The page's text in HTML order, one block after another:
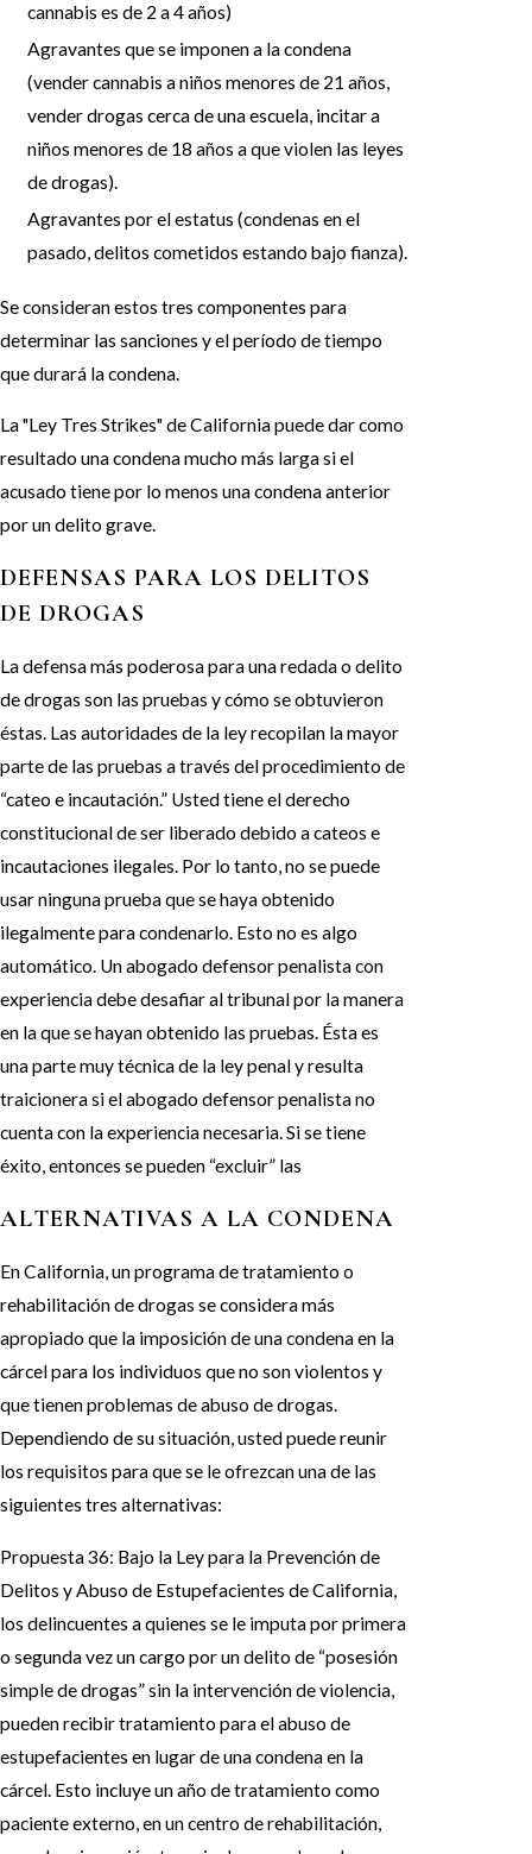
cannabis es de 2 a 4 años)
Agravantes que se imponen a la condena
(vender cannabis a niños menores de 21 años,
vender drogas cerca de una escuela, incitar a
niños menores de 18 años a que violen las leyes
de drogas).
Agravantes por el estatus (condenas en el
pasado, delitos cometidos estando bajo fianza).
Se consideran estos tres componentes para
determinar las sanciones y el período de tiempo
que durará la condena.
La "Ley Tres Strikes" de California puede dar como
resultado una condena mucho más larga si el
acusado tiene por lo menos una condena anterior
por un delito grave.
DEFENSAS PARA LOS DELITOS
DE DROGAS
La defensa más poderosa para una redada o delito
de drogas son las pruebas y cómo se obtuvieron
éstas. Las autoridades de la ley recopilan la mayor
parte de las pruebas a través del procedimiento de
“cateo e incautación.” Usted tiene el derecho
constitucional de ser liberado debido a cateos e
incautaciones ilegales. Por lo tanto, no se puede
usar ninguna prueba que se haya obtenido
ilegalmente para condenarlo. Esto no es algo
automático. Un abogado defensor penalista con
experiencia debe desafiar al tribunal por la manera
en la que se hayan obtenido las pruebas. Ésta es
una parte muy técnica de la ley penal y resulta
traicionera si el abogado defensor penalista no
cuenta con la experiencia necesaria. Si se tiene
éxito, entonces se pueden “excluir” las
ALTERNATIVAS A LA CONDENA
En California, un programa de tratamiento o
rehabilitación de drogas se considera más
apropiado que la imposición de una condena en la
cárcel para los individuos que no son violentos y
que tienen problemas de abuso de drogas.
Dependiendo de su situación, usted puede reunir
los requisitos para que se le ofrezcan una de las
siguientes tres alternativas:
Propuesta 36: Bajo la Ley para la Prevención de
Delitos y Abuso de Estupefacientes de California,
los delincuentes a quienes se le imputa por primera
o segunda vez un cargo por un delito de “posesión
simple de drogas” sin la intervención de violencia,
pueden recibir tratamiento para el abuso de
estupefacientes en lugar de una condena en la
cárcel. Esto incluye un año de tratamiento como
paciente externo, en un centro de rehabilitación,